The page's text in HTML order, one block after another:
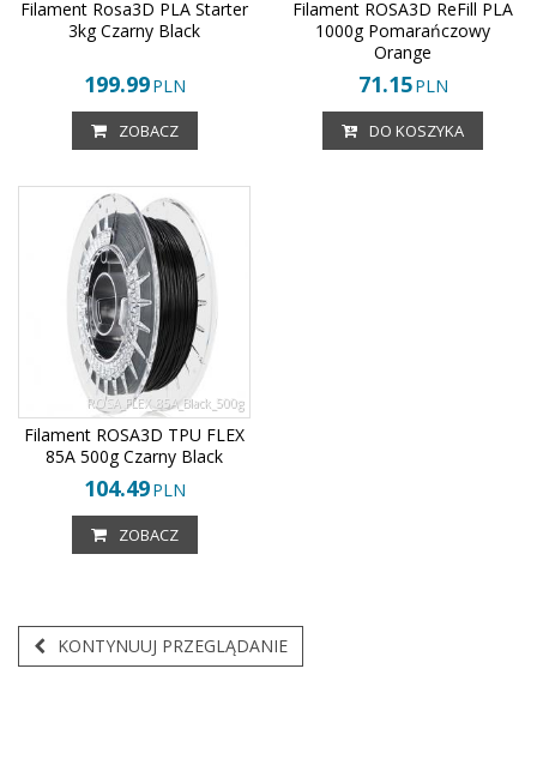
Filament Rosa3D PLA Starter
3kg Czarny Black
199.99PLN
ZOBACZ
Filament ROSA3D ReFill PLA
1000g Pomarańczowy
Orange
71.15PLN
DO KOSZYKA
ROSA_FLEX_85A_Black_500g
Filament ROSA3D TPU FLEX
85A 500g Czarny Black
104.49PLN
ZOBACZ
KONTYNUUJ PRZEGLĄDANIE